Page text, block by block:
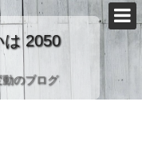
は 2050
のブログ